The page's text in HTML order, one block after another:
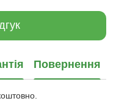
Повернення